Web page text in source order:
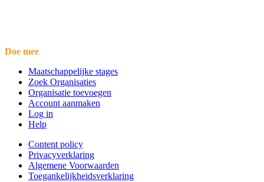
Doe mee
Maatschappelijke stages
Zoek Organisaties
Organisatie toevoegen
Account aanmaken
Log in
Help
Content policy
Privacyverklaring
Algemene Voorwaarden
Toegankelijkheidsverklaring